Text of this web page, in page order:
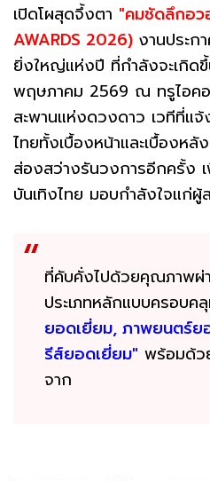
เปิดโผสุดจึ้งตา "คมชัดลึกอว
AWARDS 2026) งานประก
ยิ่งใหญ่แห่งปี ที่กำลังจะเกิด
พฤษภาคม 2569 ณ ทรูไอค
สะพานแห่งดวงดาว เวทีที่แ
ไทยทั้งเบื้องหน้าและเบื้องหลั
ส่องสว่างรันวงการอีกครั้ง
บันเทิงไทย มอบกำลังใจแก่ผู้
ที่คับคั่งไปด้วยคุณภาพผ่
ประเภทหลักแบบครอบค
ยอดเยี่ยม, ภาพยนตร์ย
รีส์ยอดเยี่ยม" พร้อมด้ว
จาก